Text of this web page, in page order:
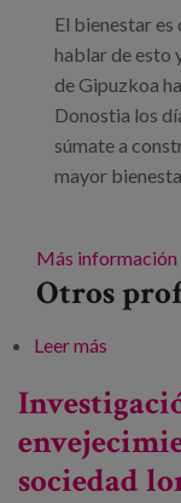
El bienestar es
hablar de esto
de Gipuzkoa
Donostia los
súmate a
mayor
Más información
Otros
Leer más
sociedad